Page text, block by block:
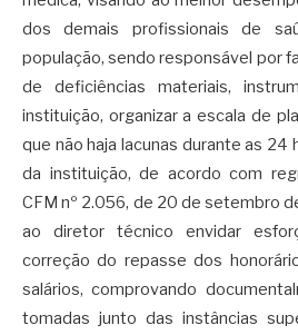
dos demais profissionais de
população, sendo responsável por
de deficiências materiais,
instituição, organizar a escala de
que não haja lacunas durante as 24
da instituição, de acordo com
CFM nº 2.056, de 20 de setembro
ao diretor técnico envidar
correção do repasse dos
salários, comprovando
tomadas junto das instâncias